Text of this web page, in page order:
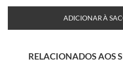
ADICIONAR À
RELACIONADOS AOS